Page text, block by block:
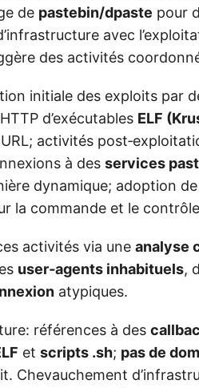
de pastebin/dpaste pour
avec
des activités
initiale des exploits par
d’exécutables ELF
activités
à des services
dynamique; adoption
la commande et le
activités via une analyse
user‑agents inhabituels,
atypiques.
références à des
et scripts .sh; pas de
Chevauchement